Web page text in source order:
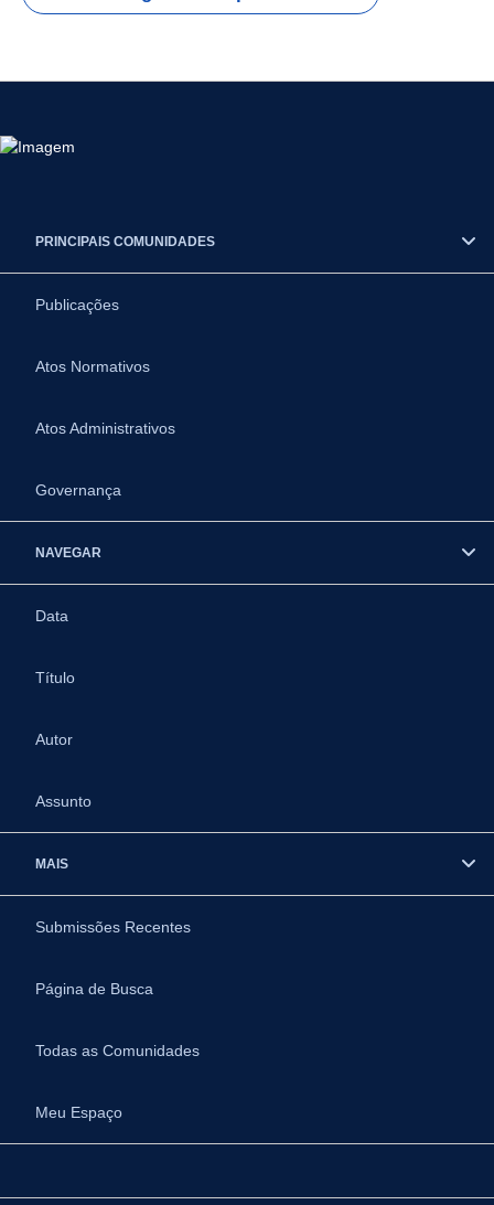
PRINCIPAIS COMUNIDADES
Publicações
Atos Normativos
Atos Administrativos
Governança
NAVEGAR
Data
Título
Autor
Assunto
MAIS
Submissões Recentes
Página de Busca
Todas as Comunidades
Meu Espaço